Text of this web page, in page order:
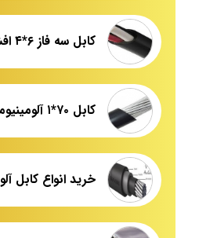
کابل سه فاز ۶*۴ افشان قیمت عمده
خرید انواع کابل